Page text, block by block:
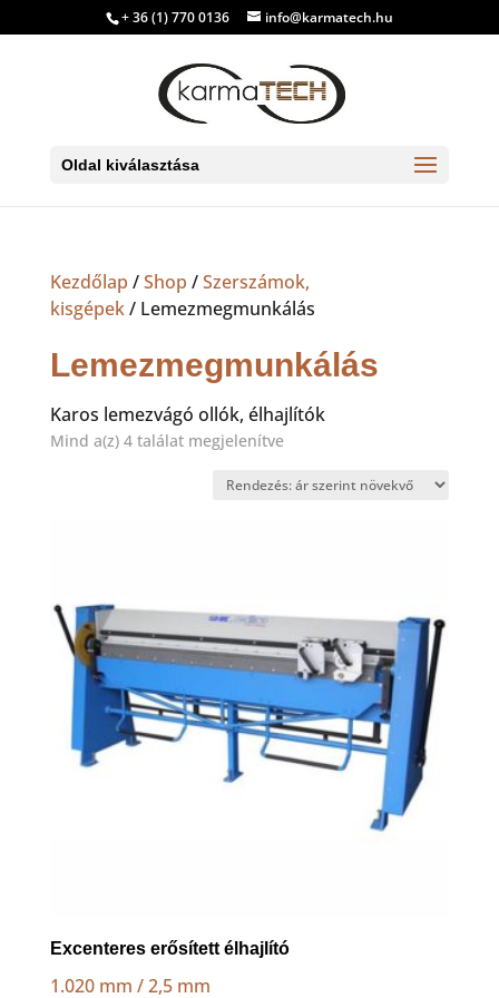
+ 36 (1) 770 0136 info@karmatech.hu
Oldal kiválasztása
Kezdőlap /Shop /Szerszámok,
kisgépek/ Lemezmegmunkálás
Lemezmegmunkálás
Karos lemezvágó ollók, élhajlítók
Mind a(z) 4 találat megjelenítveSorted
price:
Excenteres erősített élhajlító
1.020 mm / 2,5 mm